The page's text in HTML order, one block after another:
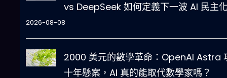
vs DeepSeek 如何定義下一波 AI 民主
2026-08-08
2000 美元的數學革命：OpenAI Astra
十年懸案，AI 真的能取代數學家嗎？